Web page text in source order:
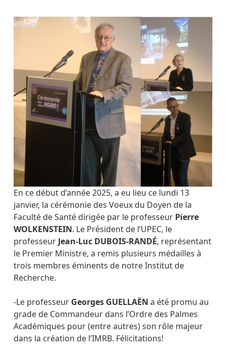
En ce début d’année 2025, a eu lieu ce lundi 13
janvier, la cérémonie des Voeux du Doyen de la
Faculté de Santé dirigée par le professeur Pierre
WOLKENSTEIN. Le Président de l’UPEC, le
professeur Jean-Luc DUBOIS-RANDÉ, représentant
le Premier Ministre, a remis plusieurs médailles à
trois membres éminents de notre Institut de
Recherche.
-Le professeur Georges GUELLAËN a été promu au
grade de Commandeur dans l’Ordre des Palmes
Académiques pour (entre autres) son rôle majeur
dans la création de l’IMRB. Félicitations!